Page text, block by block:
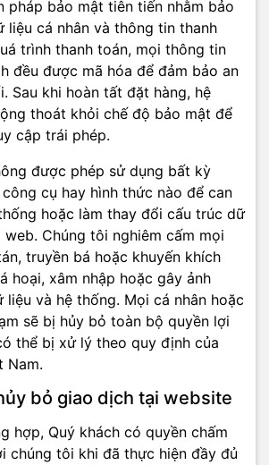
pháp bảo mật tiên tiến nhằm bảo
liệu cá nhân và thông tin thanh
trình thanh toán, mọi thông tin
đều được mã hóa để đảm bảo an
Sau khi hoàn tất đặt hàng, hệ
thoát khỏi chế độ bảo mật để
cập trái phép.
được phép sử dụng bất kỳ
cụ hay hình thức nào để can
hoặc làm thay đổi cấu trúc dữ
web. Chúng tôi nghiêm cấm mọi
truyền bá hoặc khuyến khích
hoại, xâm nhập hoặc gây ảnh
liệu và hệ thống. Mọi cá nhân hoặc
sẽ bị hủy bỏ toàn bộ quyền lợi
thể bị xử lý theo quy định của
Nam.
bỏ giao dịch tại website
hợp, Quý khách có quyền chấm
chúng tôi khi đã thực hiện đầy đủ